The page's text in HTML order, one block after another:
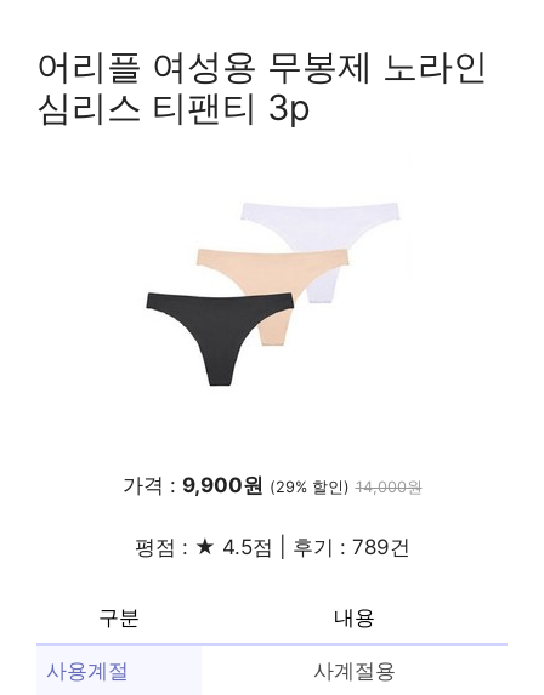
어리플 여성용 무봉제 노라인
심리스 티팬티 3p
가격 : 9,900원 (29% 할인) 14,000원
평점 : ★ 4.5점 | 후기 : 789건
구분 내용
사용계절 사계절용